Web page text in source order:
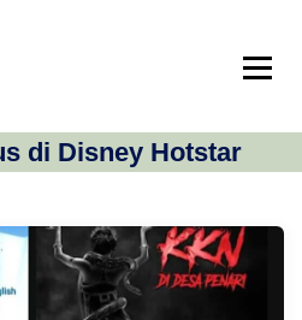
di Disney Hotstar